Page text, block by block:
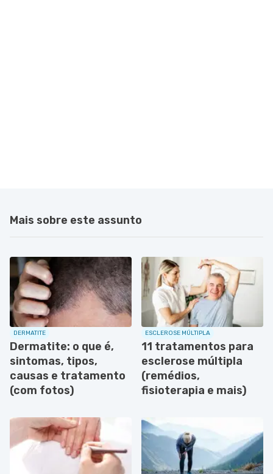
Mais sobre este assunto
DERMATITE
Dermatite: o que é,
sintomas, tipos,
causas e tratamento
(com fotos)
ESCLEROSE MÚLTIPLA
11 tratamentos para
esclerose múltipla
(remédios,
fisioterapia e mais)